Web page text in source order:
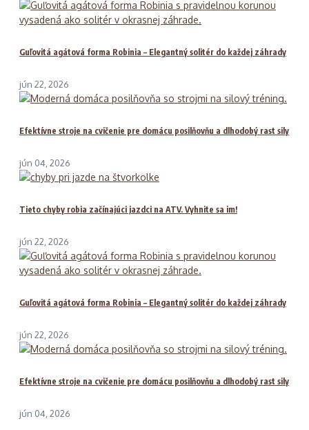
Guľovitá agátová forma Robinia – Elegantný solitér do každej záhrady
jún 22, 2026
Efektívne stroje na cvičenie pre domácu posilňovňu a dlhodobý rast sily
jún 04, 2026
Tieto chyby robia začínajúci jazdci na ATV. Vyhnite sa im!
jún 22, 2026
Guľovitá agátová forma Robinia – Elegantný solitér do každej záhrady
jún 22, 2026
Efektívne stroje na cvičenie pre domácu posilňovňu a dlhodobý rast sily
jún 04, 2026